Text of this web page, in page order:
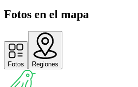
Fotos en el mapa
Fotos Regiones